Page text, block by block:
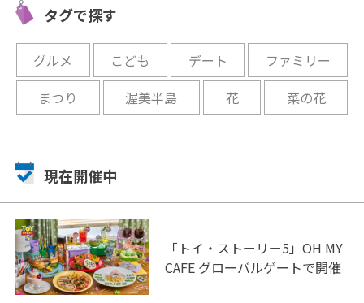
日中遊ぼう！
タグで探す
グルメ こども デート
ファミリー
まつり
渥美半島 花 菜の花
現在開催中
「トイ・ストーリー5」OH MY
CAFE グローバルゲートで開催